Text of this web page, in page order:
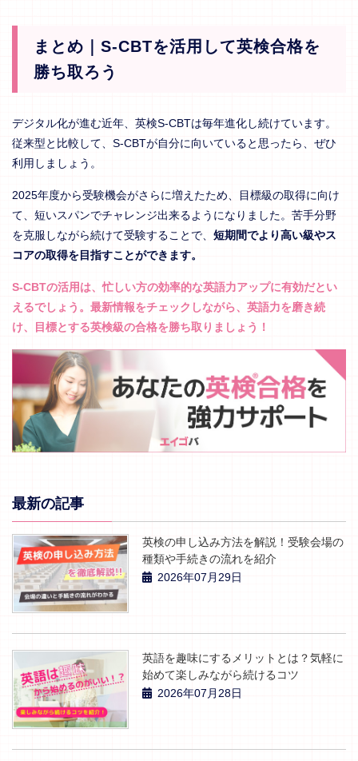
まとめ｜S-CBTを活用して英検合格を
勝ち取ろう
デジタル化が進む近年、英検S-CBTは毎年進化し続けています。
従来型と比較して、S-CBTが自分に向いていると思ったら、ぜひ
利用しましょう。
2025年度から受験機会がさらに増えたため、目標級の取得に向け
て、短いスパンでチャレンジ出来るようになりました。苦手分野
を克服しながら続けて受験することで、 短期間でより高い級やス
コアの取得を目指すことができます。
S-CBTの活用は、忙しい方の効率的な英語力アップに有効だとい
えるでしょう。最新情報をチェックしながら、英語力を磨き続
け、目標とする英検級の合格を勝ち取りましょう！
最新の記事
英検の申し込み方法を解説！受験会場の
種類や手続きの流れを紹介
2026年07月29日
英語を趣味にするメリットとは？気軽に
始めて楽しみながら続けるコツ
2026年07月28日